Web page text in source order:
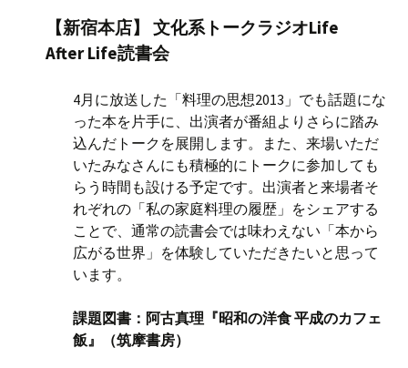
【新宿本店】 文化系トークラジオLife
After Life読書会
4月に放送した「料理の思想2013」でも話題にな
った本を片手に、出演者が番組よりさらに踏み
込んだトークを展開します。また、来場いただ
いたみなさんにも積極的にトークに参加しても
らう時間も設ける予定です。出演者と来場者そ
れぞれの「私の家庭料理の履歴」をシェアする
ことで、通常の読書会では味わえない「本から
広がる世界」を体験していただきたいと思って
います。
課題図書：阿古真理『昭和の洋食 平成のカフェ
飯』（筑摩書房）